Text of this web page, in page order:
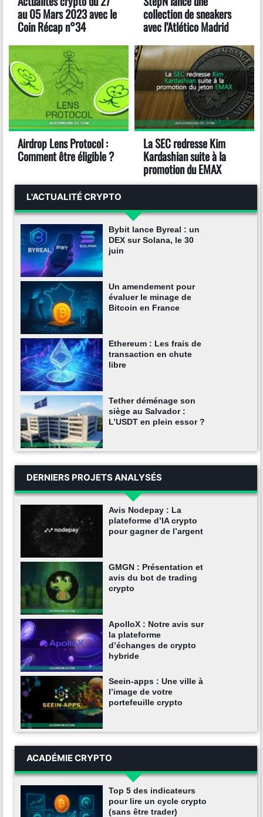
au 05 Mars 2023 avec le
Coin Récap n°34
collection de sneakers
avec l’Atlético Madrid
Airdrop Lens Protocol :
Comment être éligible ?
La SEC redresse Kim
Kardashian suite à la
promotion du EMAX
L'ACTUALITÉ CRYPTO
Bybit lance Byreal : un
DEX sur Solana, le 30
juin
Un amendement pour
évaluer le minage de
Bitcoin en France
Ethereum : Les frais de
transaction en chute
libre
Tether déménage son
siège au Salvador :
L’USDT en plein essor ?
DERNIERS PROJETS ANALYSÉS
Avis Nodepay : La
plateforme d’IA crypto
pour gagner de l’argent
GMGN : Présentation et
avis du bot de trading
crypto
ApolloX : Notre avis sur
la plateforme
d’échanges de crypto
hybride
Seein-apps : Une ville à
l’image de votre
portefeuille crypto
ACADÉMIE CRYPTO
Top 5 des indicateurs
pour lire un cycle crypto
(sans être trader)